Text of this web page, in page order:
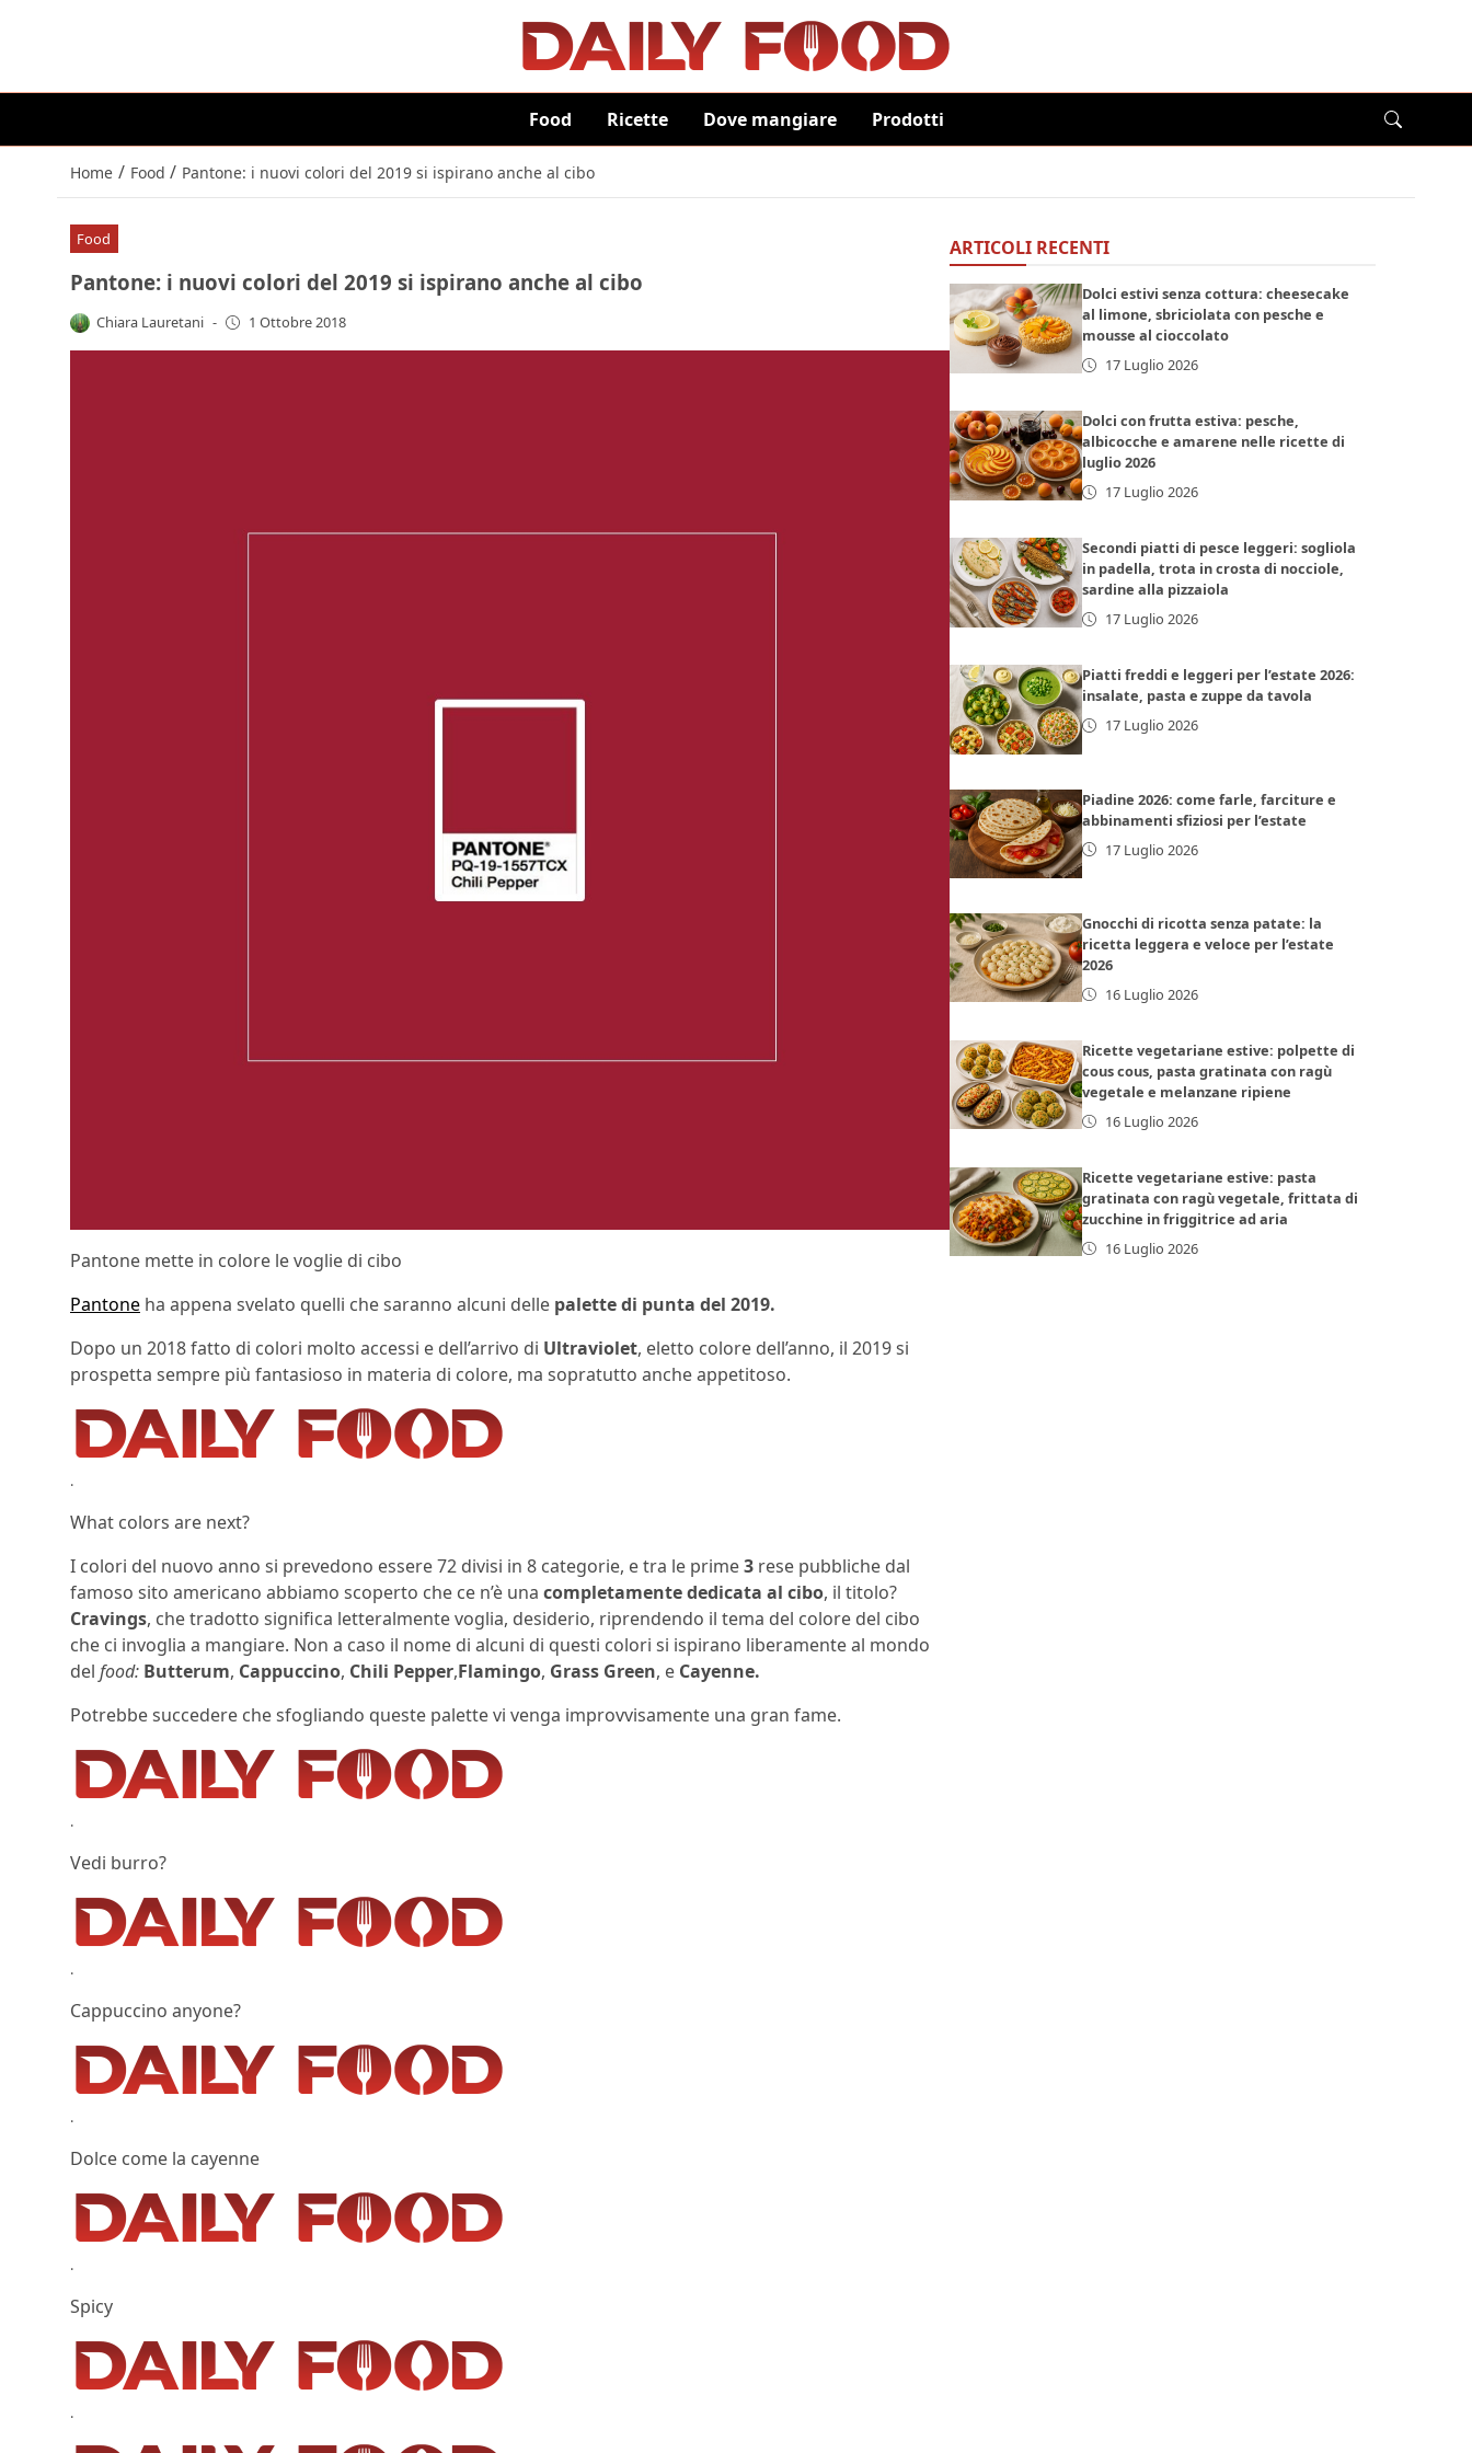
Food Ricette Dove mangiare Prodotti
Home / Food / Pantone: i nuovi colori del 2019 si ispirano anche al cibo
Food
Pantone: i nuovi colori del 2019 si ispirano anche al cibo
Chiara Lauretani - 1 Ottobre 2018
Pantone mette in colore le voglie di cibo
Pantone ha appena svelato quelli che saranno alcuni delle palette di punta del 2019.
Dopo un 2018 fatto di colori molto accessi e dell’arrivo di Ultraviolet, eletto colore dell’anno, il 2019 si
prospetta sempre più fantasioso in materia di colore, ma sopratutto anche appetitoso.
.
What colors are next?
I colori del nuovo anno si prevedono essere 72 divisi in 8 categorie, e tra le prime3 rese pubbliche dal
famoso sito americano abbiamo scoperto che ce n’è una completamente dedicata al cibo, il titolo?
Cravings, che tradotto significa letteralmente voglia, desiderio, riprendendo il tema del colore del cibo
che ci invoglia a mangiare. Non a caso il nome di alcuni di questi colori si ispirano liberamente al mondo
del food: Butterum, Cappuccino, Chili Pepper,Flamingo, Grass Green, e Cayenne.
Potrebbe succedere che sfogliando queste palette vi venga improvvisamente una gran fame.
.
Vedi burro?
.
Cappuccino anyone?
.
Dolce come la cayenne
.
Spicy
.
ARTICOLI RECENTI
Dolci estivi senza cottura: cheesecake
al limone, sbriciolata con pesche e
mousse al cioccolato
17 Luglio 2026
Dolci con frutta estiva: pesche,
albicocche e amarene nelle ricette di
luglio 2026
17 Luglio 2026
Secondi piatti di pesce leggeri: sogliola
in padella, trota in crosta di nocciole,
sardine alla pizzaiola
17 Luglio 2026
Piatti freddi e leggeri per l’estate 2026:
insalate, pasta e zuppe da tavola
17 Luglio 2026
Piadine 2026: come farle, farciture e
abbinamenti sfiziosi per l’estate
17 Luglio 2026
Gnocchi di ricotta senza patate: la
ricetta leggera e veloce per l’estate
2026
16 Luglio 2026
Ricette vegetariane estive: polpette di
cous cous, pasta gratinata con ragù
vegetale e melanzane ripiene
16 Luglio 2026
Ricette vegetariane estive: pasta
gratinata con ragù vegetale, frittata di
zucchine in friggitrice ad aria
16 Luglio 2026